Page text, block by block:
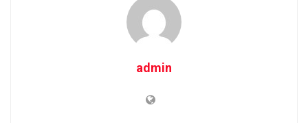
admin